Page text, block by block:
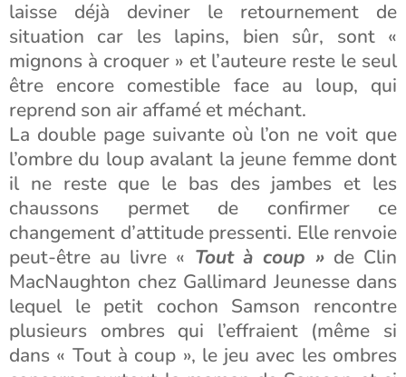
laisse déjà deviner le retournement de
situation car les lapins, bien sûr, sont «
mignons à croquer » et l’auteure reste le seul
être encore comestible face au loup, qui
reprend son air affamé et méchant.
La double page suivante où l’on ne voit que
l’ombre du loup avalant la jeune femme dont
il ne reste que le bas des jambes et les
chaussons permet de confirmer ce
changement d’attitude pressenti. Elle renvoie
peut-être au livre « Tout à coup » de Clin
MacNaughton chez Gallimard Jeunesse dans
lequel le petit cochon Samson rencontre
plusieurs ombres qui l’effraient (même si
dans « Tout à coup », le jeu avec les ombres